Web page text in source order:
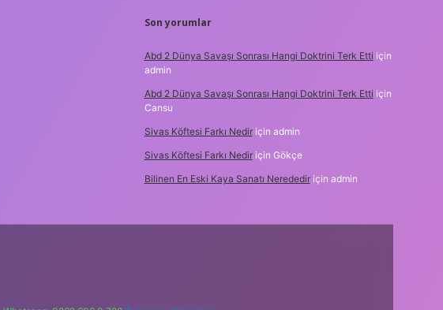
Son yorumlar
Abd 2 Dünya Savaşı Sonrası Hangi Doktrini Terk Etti için
admin
Abd 2 Dünya Savaşı Sonrası Hangi Doktrini Terk Etti için
Cansu
Sivas Köftesi Farkı Nediriçin admin
Sivas Köftesi Farkı Nediriçin Gökçe
Bilinen En Eski Kaya Sanatı Neredediriçin admin